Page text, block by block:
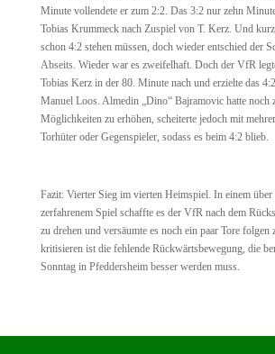
Minute vollendete er zum 2:2. Das 3:2 nur zehn
Tobias Krummeck nach Zuspiel von T. Kerz. Und
schon 4:2 stehen müssen, doch wieder entschied der
Abseits. Wieder war es zweifelhaft. Doch der VfR
Tobias Kerz in der 80. Minute nach und erzielte das
Manuel Loos. Almedin „Dino“ Bajramovic hatte noch
Möglichkeiten zu erhöhen, scheiterte jedoch mit
Torhüter oder Gegenspieler, sodass es beim 4:2 blieb.
Fazit: Vierter Sieg im vierten Heimspiel. In einem über
zerfahrenem Spiel schaffte es der VfR nach dem
zu drehen und versäumte es noch ein paar Tore folgen
kritisieren ist die fehlende Rückwärtsbewegung, die
Sonntag in Pfeddersheim besser werden muss.